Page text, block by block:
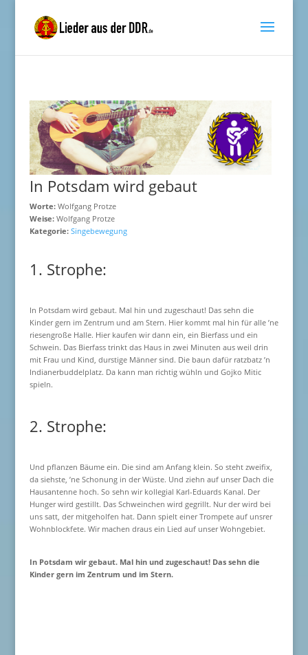
In Potsdam wird gebaut
Worte:Wolfgang Protze
Weise:Wolfgang Protze
Kategorie: Singebewegung
1. Strophe:
In Potsdam wird gebaut. Mal hin und zugeschaut! Das sehn die
Kinder gern im Zentrum und am Stern. Hier kommt mal hin für alle ’ne
riesengroße Halle. Hier kaufen wir dann ein, ein Bierfass und ein
Schwein. Das Bierfass trinkt das Haus in zwei Minuten aus weil drin
mit Frau und Kind, durstige Männer sind. Die baun dafür ratzbatz ’n
Indianerbuddelplatz. Da kann man richtig wühln und Gojko Mitic
spieln.
2. Strophe:
Und pflanzen Bäume ein. Die sind am Anfang klein. So steht zweifix,
da siehste, ’ne Schonung in der Wüste. Und ziehn auf unser Dach die
Hausantenne hoch. So sehn wir kollegial Karl-Eduards Kanal. Der
Hunger wird gestillt. Das Schweinchen wird gegrillt. Nur der wird bei
uns satt, der mitgeholfen hat. Dann spielt einer Trompete auf unsrer
Wohnblockfete. Wir machen draus ein Lied auf unser Wohngebiet.
In Potsdam wir gebaut. Mal hin und zugeschaut! Das sehn die
Kinder gern im Zentrum und im Stern.